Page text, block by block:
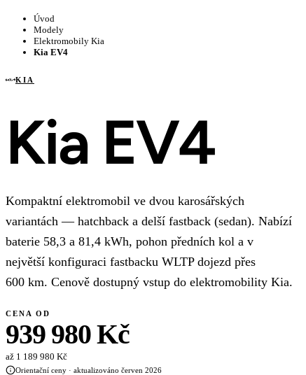
Úvod
Modely
Elektromobily Kia
Kia EV4
KIA
Kia EV4
Kompaktní elektromobil ve dvou karosářských
variantách — hatchback a delší fastback (sedan). Nabízí
baterie 58,3 a 81,4 kWh, pohon předních kol a v
největší konfiguraci fastbacku WLTP dojezd přes
600 km. Cenově dostupný vstup do elektromobility Kia.
CENA OD
939 980 Kč
až 1 189 980 Kč
Orientační ceny · aktualizováno červen 2026